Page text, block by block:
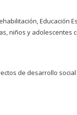
Educación
niños y adolescentes
de desarrollo